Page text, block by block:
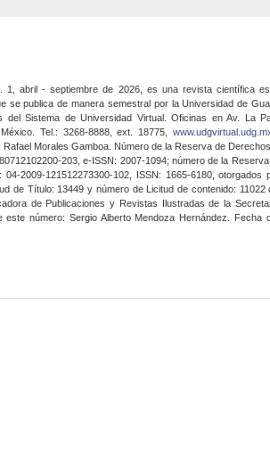
1, abril - septiembre de 2026, es una revista científica
se publica de manera semestral por la Universidad de
del Sistema de Universidad Virtual. Oficinas en Av. La
Tel.: 3268-8888, ext. 18775,
Rafael Morales Gamboa. Número de la Reserva de
203, e-ISSN: 2007-1094; número de la
2009-121512273300-102, ISSN: 1665-6180,
de Título: 13449 y número de Licitud de contenido:
de Publicaciones y Revistas Ilustradas de la
este número: Sergio Alberto Mendoza Hernández. Fecha